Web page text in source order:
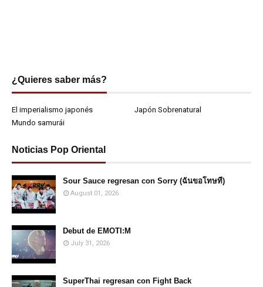
¿Quieres saber más?
El imperialismo japonés
Japón Sobrenatural
Mundo samurái
Noticias Pop Oriental
Sour Sauce regresan con Sorry (ฉันขอโทษที)
August 01, 2026
Debut de EMOTI:M
July 31, 2026
SuperThai regresan con Fight Back